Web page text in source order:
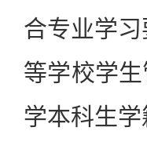
合专业学
等学校学
学本科生